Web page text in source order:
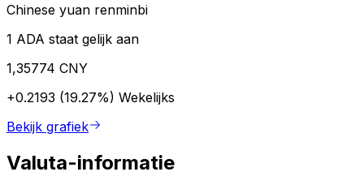
Chinese yuan renminbi
1 ADA staat gelijk aan
1,35774 CNY
+0.2193 (19.27%) Wekelijks
Bekijk grafiek
Valuta-informatie